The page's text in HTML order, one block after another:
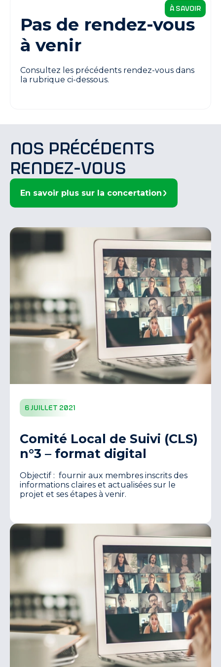
Pas de rendez-vous
à venir
Consultez les précédents rendez-vous dans
la rubrique ci-dessous.
à savoir
Nos précédents
rendez-vous
En savoir plus sur la concertation
6 juillet 2021
Comité Local de Suivi (CLS)
n°3 – format digital
Objectif : fournir aux membres inscrits des
informations claires et actualisées sur le
projet et ses étapes à venir.